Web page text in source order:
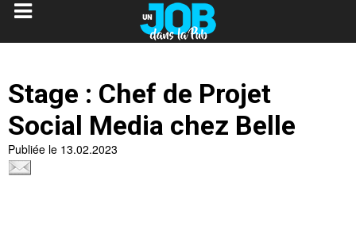
Stage : Chef de Projet
Social Media chez Belle
Publiée le 13.02.2023